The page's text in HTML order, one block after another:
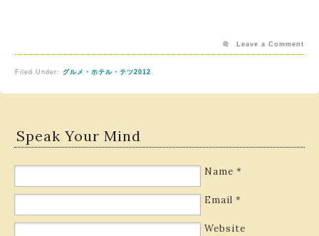
Filed Under: グルメ・ホテル・テツ2012
Leave a Comment
Speak Your Mind
Name *
Email *
Website